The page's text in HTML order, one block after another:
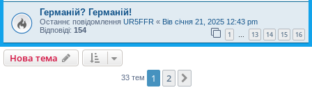
Германій? Германій!
Останнє повідомлення UR5FFR « Вів січня 21, 2025 12:43 pm
Відповіді: 154 1 13 14 15 16
Нова тема
33 тем 1 2